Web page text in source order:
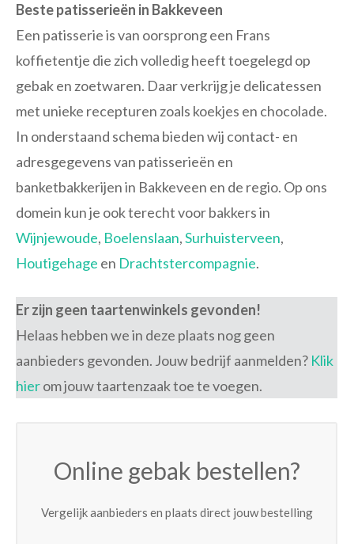
Beste patisserieën in Bakkeveen
Een patisserie is van oorsprong een Frans
koffietentje die zich volledig heeft toegelegd op
gebak en zoetwaren. Daar verkrijg je delicatessen
met unieke recepturen zoals koekjes en chocolade.
In onderstaand schema bieden wij contact- en
adresgegevens van patisserieën en
banketbakkerijen in Bakkeveen en de regio. Op ons
domein kun je ook terecht voor bakkers in
Wijnjewoude, Boelenslaan,Surhuisterveen,
Houtigehage en Drachtstercompagnie.
Er zijn geen taartenwinkels gevonden!
Helaas hebben we in deze plaats nog geen
aanbieders gevonden. Jouw bedrijf aanmelden? Klik
hierom jouw taartenzaak toe te voegen.
Online gebak bestellen?
Vergelijk aanbieders en plaats direct jouw bestelling